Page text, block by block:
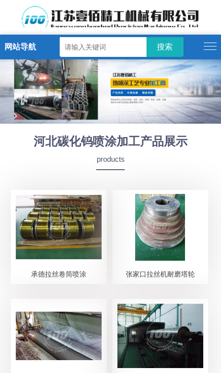
网站导航
河北碳化钨喷涂加工产品展示
products
承德拉丝卷筒喷涂 张家口拉丝机耐磨塔轮